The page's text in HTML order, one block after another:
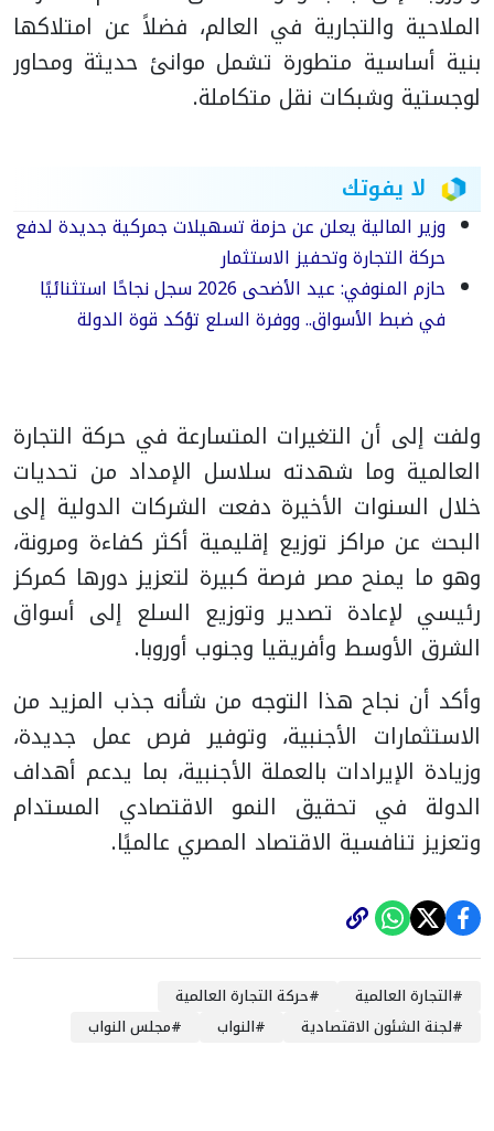
الملاحية والتجارية في العالم، فضلاً عن امتلاكها
بنية أساسية متطورة تشمل موانئ حديثة ومحاور
لوجستية وشبكات نقل متكاملة.
لا يفوتك
وزير المالية يعلن عن حزمة تسهيلات جمركية جديدة لدفع
حركة التجارة وتحفيز الاستثمار
حازم المنوفي: عيد الأضحى 2026 سجل نجاحًا استثنائيًا
في ضبط الأسواق.. ووفرة السلع تؤكد قوة الدولة
ولفت إلى أن التغيرات المتسارعة في حركة التجارة
العالمية وما شهدته سلاسل الإمداد من تحديات
خلال السنوات الأخيرة دفعت الشركات الدولية إلى
البحث عن مراكز توزيع إقليمية أكثر كفاءة ومرونة،
وهو ما يمنح مصر فرصة كبيرة لتعزيز دورها كمركز
رئيسي لإعادة تصدير وتوزيع السلع إلى أسواق
الشرق الأوسط وأفريقيا وجنوب أوروبا.
وأكد أن نجاح هذا التوجه من شأنه جذب المزيد من
الاستثمارات الأجنبية، وتوفير فرص عمل جديدة،
وزيادة الإيرادات بالعملة الأجنبية، بما يدعم أهداف
الدولة في تحقيق النمو الاقتصادي المستدام
وتعزيز تنافسية الاقتصاد المصري عالميًا.
#التجارة العالمية #حركة التجارة العالمية
#لجنة الشئون الاقتصادية #النواب #مجلس النواب